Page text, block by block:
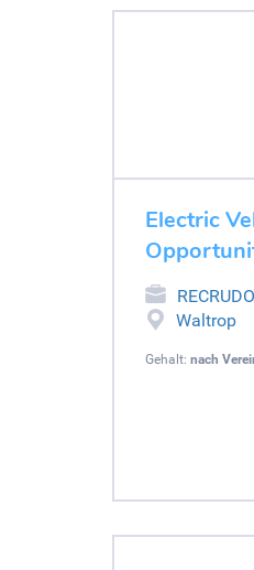
Electric
Waltrop
Gehalt: nach